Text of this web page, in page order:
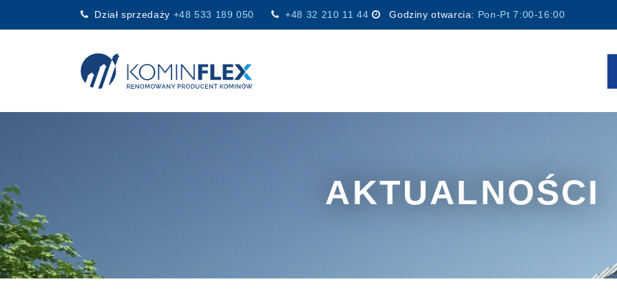
Dział sprzedaży +48 533 189 050 +48 32 210 11 44 Godziny otwarcia: Pon-Pt 7:00-16:00
Main Navigation
AKTUALNOŚCI